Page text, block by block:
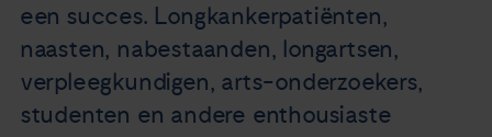
Agenda
Over ons
een succes. Longkankerpatiënten,
naasten, nabestaanden, longartsen,
verpleegkundigen, arts-onderzoekers,
studenten en andere enthousiaste